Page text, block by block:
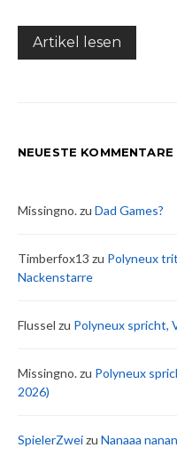
Artikel lesen
NEUESTE KOMMENTARE
Missingno.zu Dad Games?
Timberfox13 zu Polyneux
Nackenstarre
Flussel zu Polyneux spricht,
Missingno.zu Polyneux
2026)
SpielerZweizu Nanaaa